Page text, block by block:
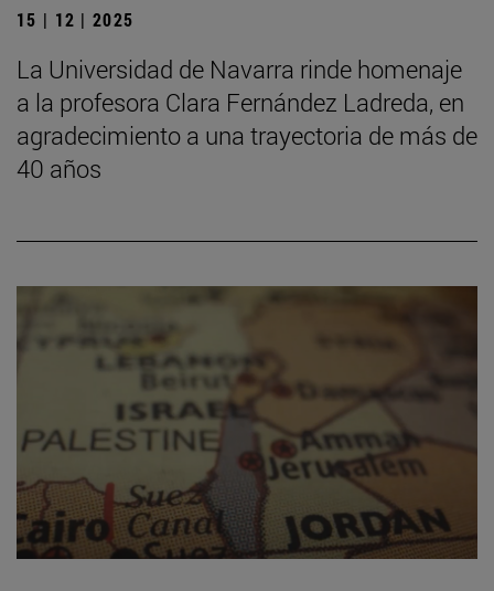
15 | 12 | 2025
La Universidad de Navarra rinde homenaje
a la profesora Clara Fernández Ladreda, en
agradecimiento a una trayectoria de más de
40 años